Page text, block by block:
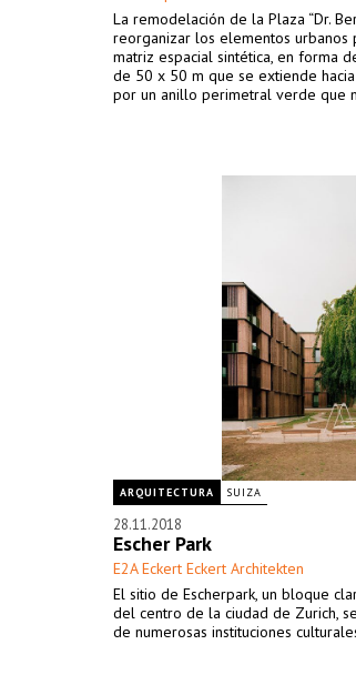
La remodelación de la Plaza “Dr.
reorganizar los elementos urbanos
matriz espacial sintética, en forma
de 50 x 50 m que se extiende
por un anillo perimetral verde que
ARQUITECTURA SUIZA
28.11.2018
Escher Park
E2A Eckert Eckert Architekten
El sitio de Escherpark, un bloque
del centro de la ciudad de Zurich,
de numerosas instituciones